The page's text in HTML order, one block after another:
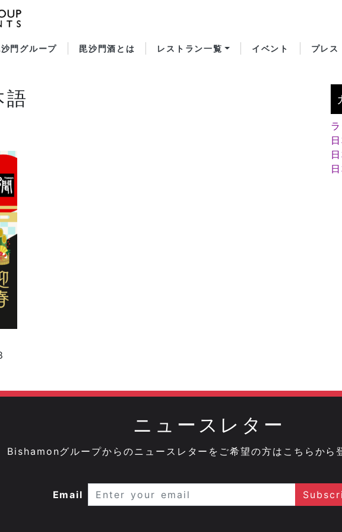
門グループ 毘沙門酒とは レストラン一覧 イベント プレス
語
ニュースレター
Bishamonグループからのニュースレターをご希望の方はこちらから
Email